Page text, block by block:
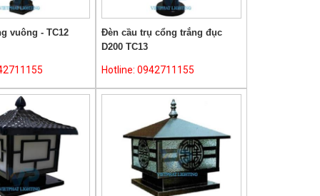
vuông - TC12
Đèn cầu trụ cổng trắng đục
D200 TC13
Hotline: 0942711155